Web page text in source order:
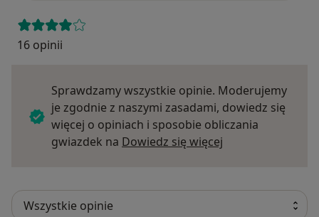
16 opinii
Sprawdzamy wszystkie opinie. Moderujemy
je zgodnie z naszymi zasadami, dowiedz się
więcej o opiniach i sposobie obliczania
gwiazdek na Dowiedz się więcej